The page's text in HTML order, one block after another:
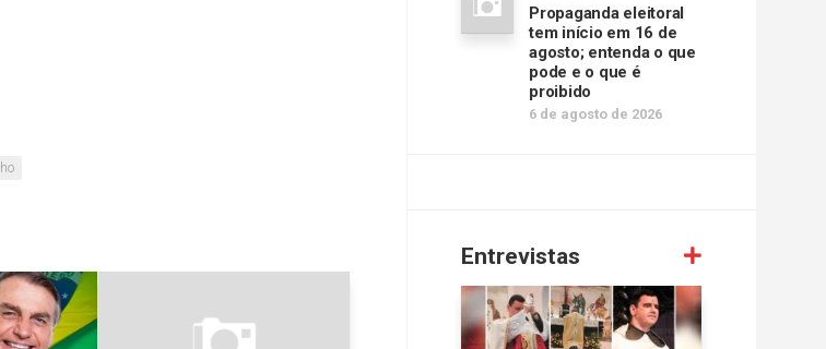
Propaganda eleitoral
tem início em 16 de
agosto; entenda o que
pode e o que é
proibido
6 de agosto de 2026
Entrevistas